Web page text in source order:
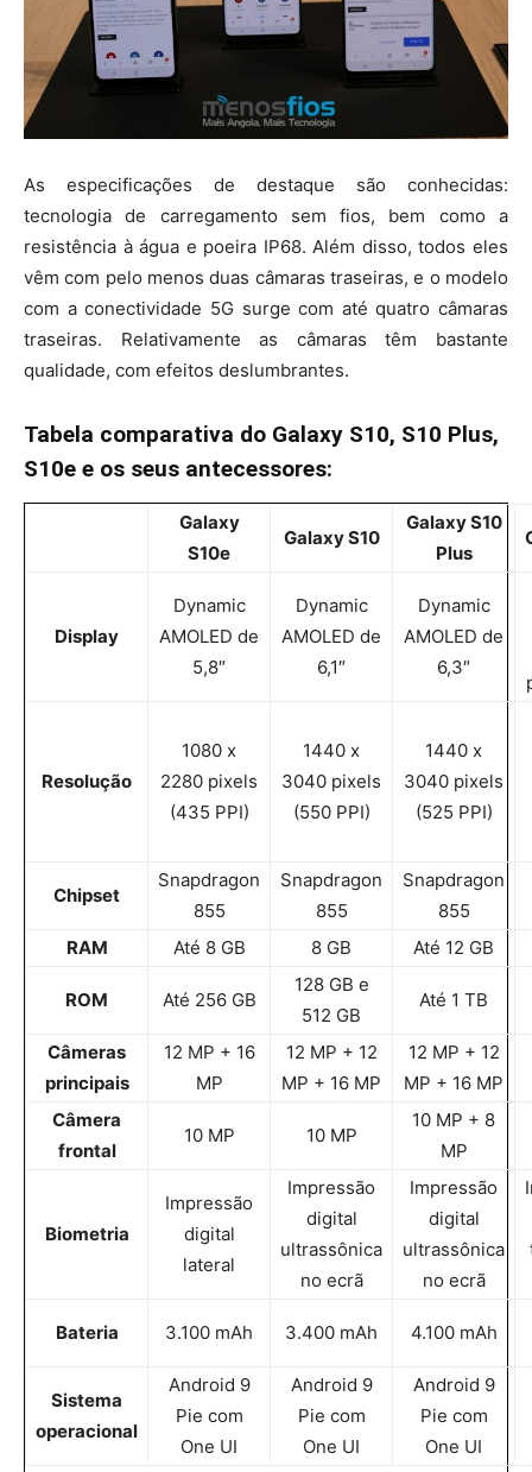
As especificações de destaque são conhecidas:
tecnologia de carregamento sem fios, bem como a
resistência à água e poeira IP68. Além disso, todos eles
vêm com pelo menos duas câmaras traseiras, e o modelo
com a conectividade 5G surge com até quatro câmaras
traseiras. Relativamente as câmaras têm bastante
qualidade, com efeitos deslumbrantes.
Tabela comparativa do Galaxy S10, S10 Plus,
S10e e os seus antecessores:
Galaxy
S10e
Galaxy S10
Galaxy S10
Plus
Display
Dynamic
AMOLED de
5,8″
Dynamic
AMOLED de
6,1″
Dynamic
AMOLED de
6,3″
Resolução
1080 x
2280 pixels
(435 PPI)
1440 x
3040 pixels
(550 PPI)
1440 x
3040 pixels
(525 PPI)
Chipset
Snapdragon
855
Snapdragon
855
Snapdragon
855
RAM
Até 8 GB 8 GB Até 12 GB
ROM Até 256 GB
128 GB e
512 GB
Até 1 TB
Câmeras
principais
12 MP + 16
MP
12 MP + 12
MP + 16 MP
12 MP + 12
MP + 16 MP
Câmera
frontal
10 MP 10 MP
10 MP + 8
MP
Biometria
Impressão
digital
lateral
Impressão
digital
ultrassônica
no ecrã
Impressão
digital
ultrassônica
no ecrã
Bateria 3.100 mAh 3.400 mAh 4.100 mAh
Sistema
operacional
Android 9
Pie com
One UI
Android 9
Pie com
One UI
Android 9
Pie com
One UI